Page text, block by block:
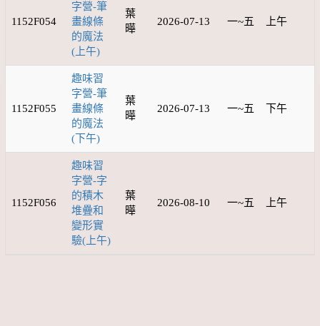
1152F054
字營-筆
畫線條
的魔法
(上午)
葉
曄
2026-07-13 一~五 上午
1152F055
趣味習
字營-筆
畫線條
的魔法
(下午)
葉
曄
2026-07-13 一~五 下午
1152F056
趣味習
字營-字
的積木
堆疊和
變形實
驗(上午)
葉
曄
2026-08-10 一~五 上午